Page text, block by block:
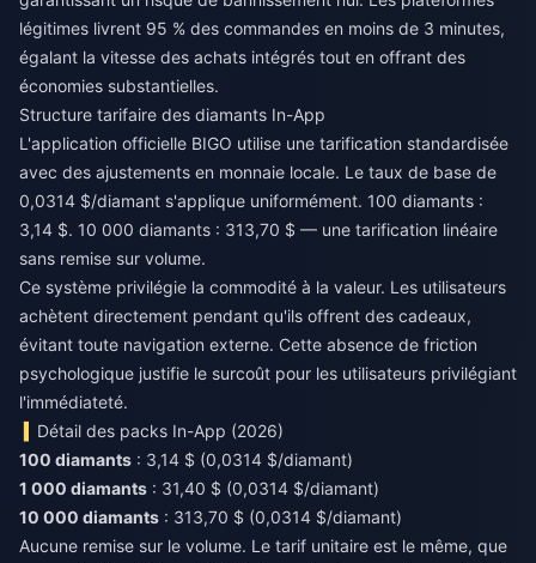
légitimes livrent 95 % des commandes en moins de 3 minutes,
égalant la vitesse des achats intégrés tout en offrant des
économies substantielles.
Structure tarifaire des diamants In-App
L'application officielle BIGO utilise une tarification standardisée
avec des ajustements en monnaie locale. Le taux de base de
0,0314 $/diamant s'applique uniformément. 100 diamants :
3,14 $. 10 000 diamants : 313,70 $ — une tarification linéaire
sans remise sur volume.
Ce système privilégie la commodité à la valeur. Les utilisateurs
achètent directement pendant qu'ils offrent des cadeaux,
évitant toute navigation externe. Cette absence de friction
psychologique justifie le surcoût pour les utilisateurs privilégiant
l'immédiateté.
Détail des packs In-App (2026)
100 diamants : 3,14 $ (0,0314 $/diamant)
1 000 diamants : 31,40 $ (0,0314 $/diamant)
10 000 diamants : 313,70 $ (0,0314 $/diamant)
Aucune remise sur le volume. Le tarif unitaire est le même, que